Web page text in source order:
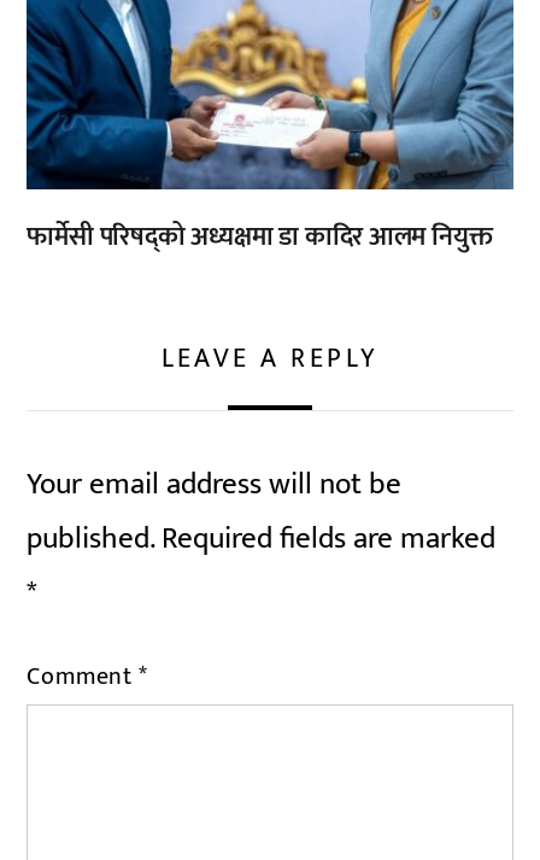
फार्मेसी परिषद्को अध्यक्षमा डा कादिर आलम नियुक्त
LEAVE A REPLY
Your email address will not be
published.Required fields are marked
*
Comment*